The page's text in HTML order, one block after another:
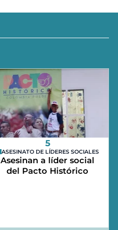
5
ASESINATO DE LÍDERES SOCIALES
Asesinan a líder social
del Pacto Histórico